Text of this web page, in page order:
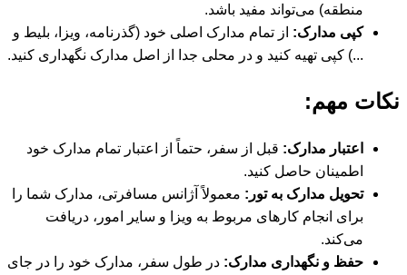
منطقه) می‌تواند مفید باشد.
کپی مدارک: از تمام مدارک اصلی خود (گذرنامه، ویزا، بلیط و
...) کپی تهیه کنید و در محلی جدا از اصل مدارک نگهداری کنید.
مهم:
اعتبار مدارک: قبل از سفر، حتماً از اعتبار تمام مدارک خود
اطمینان حاصل کنید.
تحویل مدارک به تور: معمولاً آژانس مسافرتی، مدارک شما را
برای انجام کارهای مربوط به ویزا و سایر امور، دریافت
می‌کند.
حفظ و نگهداری مدارک: در طول سفر، مدارک خود را در جای